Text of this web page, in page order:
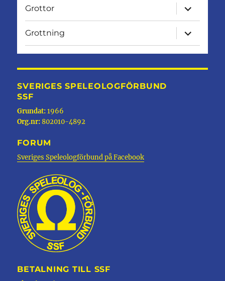
Grottor
expandera
Grottning
expandera
SVERIGES SPELEOLOGFÖRBUND
SSF
Grundat:1966
Org.nr:802010-4892
FORUM
Sveriges Speleologförbund på Facebook
BETALNING TILL SSF